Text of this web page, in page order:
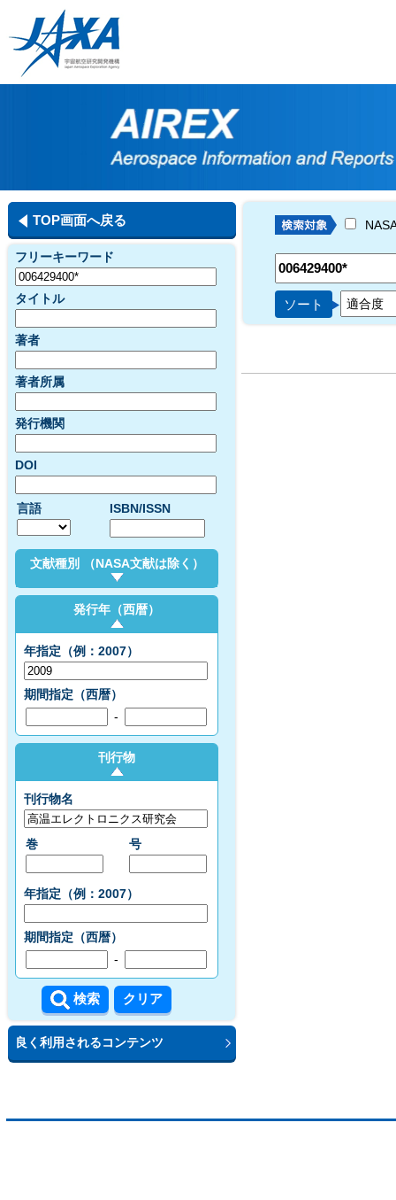
TOP画面へ戻る
フリーキーワード
タイトル
著者
著者所属
発行機関
DOI
言語 ISBN/ISSN
文献種別 （NASA文献は除く）
発行年（西暦）
年指定（例：2007）
期間指定（西暦）
-
刊行物
刊行物名
巻 号
年指定（例：2007）
期間指定（西暦）
-
良く利用されるコンテンツ
ソート